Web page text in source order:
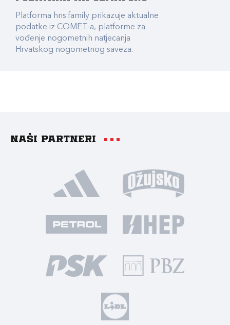
Platforma hns.family prikazuje aktualne
podatke iz COMET-a, platforme za
vođenje nogometnih natjecanja
Hrvatskog nogometnog saveza.
Naši partneri